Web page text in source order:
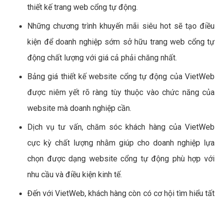
thiết kế trang web cổng tự động.
Những chương trình khuyến mãi siêu hot sẽ tạo điều
kiện để doanh nghiệp sớm sở hữu trang web cổng tự
động chất lượng với giá cả phải chăng nhất.
Bảng giá thiết kế website cổng tự động của VietWeb
được niêm yết rõ ràng tùy thuộc vào chức năng của
website mà doanh nghiệp cần.
Dịch vụ tư vấn, chăm sóc khách hàng của VietWeb
cực kỳ chất lượng nhằm giúp cho doanh nghiệp lựa
chọn được dạng website cổng tự động phù hợp với
nhu cầu và điều kiện kinh tế.
Đến với VietWeb, khách hàng còn có cơ hội tìm hiểu tất